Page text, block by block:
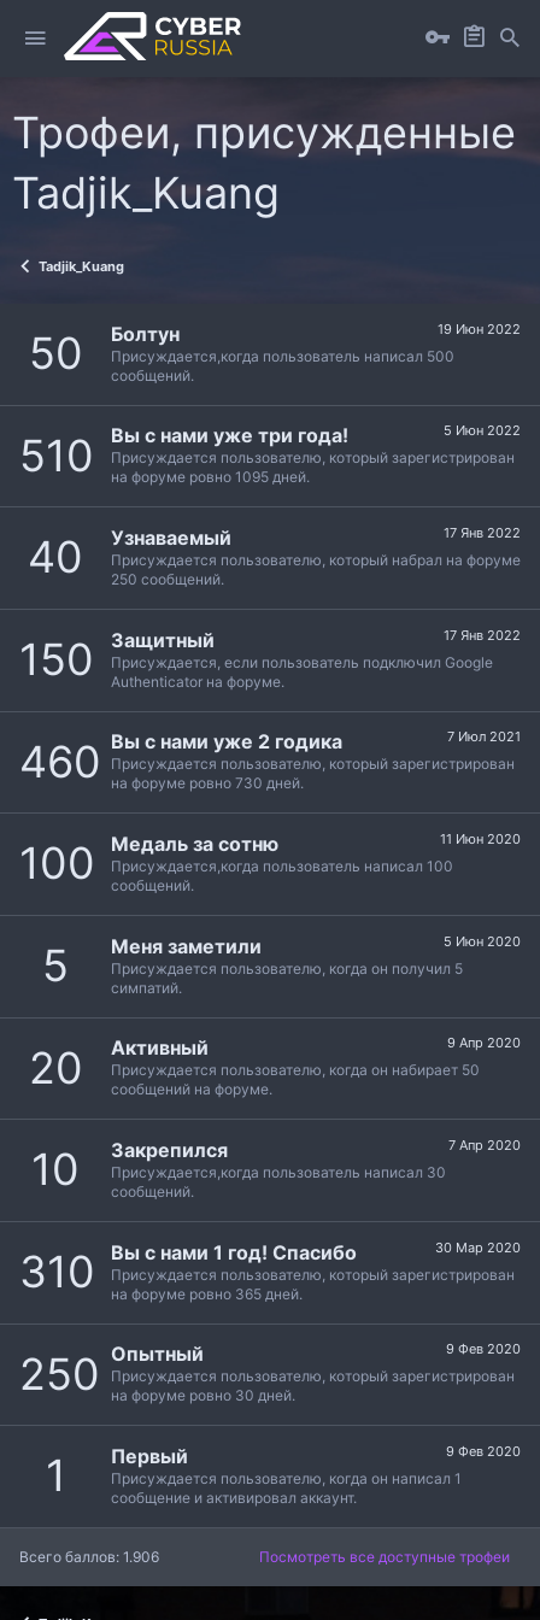
Трофеи, присужденные
Tadjik_Kuang
Tadjik_Kuang
50 19 Июн 2022
Болтун
Присуждается,когда пользователь написал 500
сообщений.
510 5 Июн 2022
Вы с нами уже три года!
Присуждается пользователю, который зарегистрирован
на форуме ровно 1095 дней.
40 17 Янв 2022
Узнаваемый
Присуждается пользователю, который набрал на форуме
250 сообщений.
150 17 Янв 2022
Защитный
Присуждается, если пользователь подключил Google
Authenticator на форуме.
460 7 Июл 2021
Вы с нами уже 2 годика
Присуждается пользователю, который зарегистрирован
на форуме ровно 730 дней.
100 11 Июн 2020
Медаль за сотню
Присуждается,когда пользователь написал 100
сообщений.
5 5 Июн 2020
Меня заметили
Присуждается пользователю, когда он получил 5
симпатий.
20 9 Апр 2020
Активный
Присуждается пользователю, когда он набирает 50
сообщений на форуме.
10 7 Апр 2020
Закрепился
Присуждается,когда пользователь написал 30
сообщений.
310 30 Мар 2020
Вы с нами 1 год! Спасибо
Присуждается пользователю, который зарегистрирован
на форуме ровно 365 дней.
250 9 Фев 2020
Опытный
Присуждается пользователю, который зарегистрирован
на форуме ровно 30 дней.
1 9 Фев 2020
Первый
Присуждается пользователю, когда он написал 1
сообщение и активировал аккаунт.
Всего баллов: 1.906 Посмотреть все доступные трофеи